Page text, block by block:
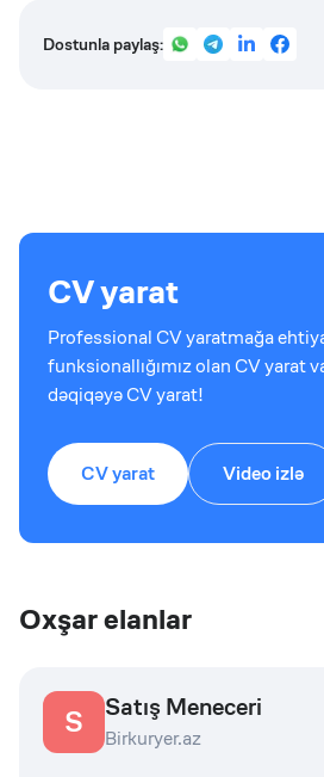
Dostunla paylaş:
CV yarat
Professional CV yaratmağa
funksionallığımız olan CV yarat
dəqiqəyə CV yarat!
CV yarat Video izlə
Oxşar elanlar
S Satış Meneceri
Birkuryer.az